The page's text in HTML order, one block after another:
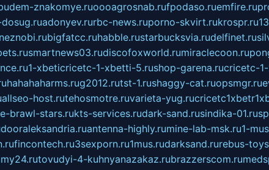
znakomye.ruoooagrosnab.rufpodaso.ruemfire.ru
adonyev.rurbc-news.ruporno-skvirt.rukrospr.ru
neznobi.rubigfatcc.ruhabble.rustarbucksvia.rudelfinet.ru
smartnews03.rudiscofoxworld.rumiraclecoon.ru
1-xbeticricetc-1-xbetti-5.rushop-garena.rucricetc-
hahahaharms.rug2012.rutst-1.rushaggy-cat.ruopsmgr.ru
allseo-host.rutehosmotre.ruvarieta-yug.ru
brawl-stars.rukts-services.rudark-sand.rusindika-01.ru
dooraleksandria.ruantenna-highly.rumine-lab-msk.ru1-
fincontech.ru3sexporn.ru1mus.rudarksand.rurebus-
tovudyi-4-kuhnyanazakaz.rubrazzerscom.ru